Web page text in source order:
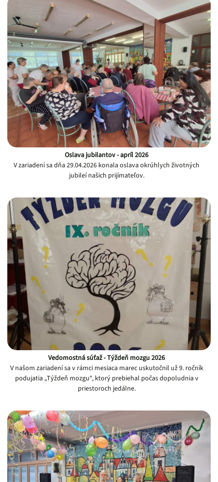
Oslava jubilantov - apríl 2026
V zariadení sa dňa 29.04.2026 konala oslava okrúhlych životných
jubileí našich prijímateľov.
Vedomostná súťaž - Týždeň mozgu 2026
V našom zariadení sa v rámci mesiaca marec uskutočnil už 9. ročník
podujatia „Týždeň mozgu“, ktorý prebiehal počas dopoludnia v
priestoroch jedálne.